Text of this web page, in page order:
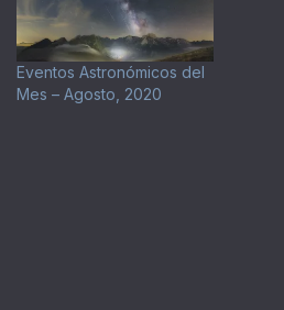
Eventos Astronómicos del
Mes – Agosto, 2020